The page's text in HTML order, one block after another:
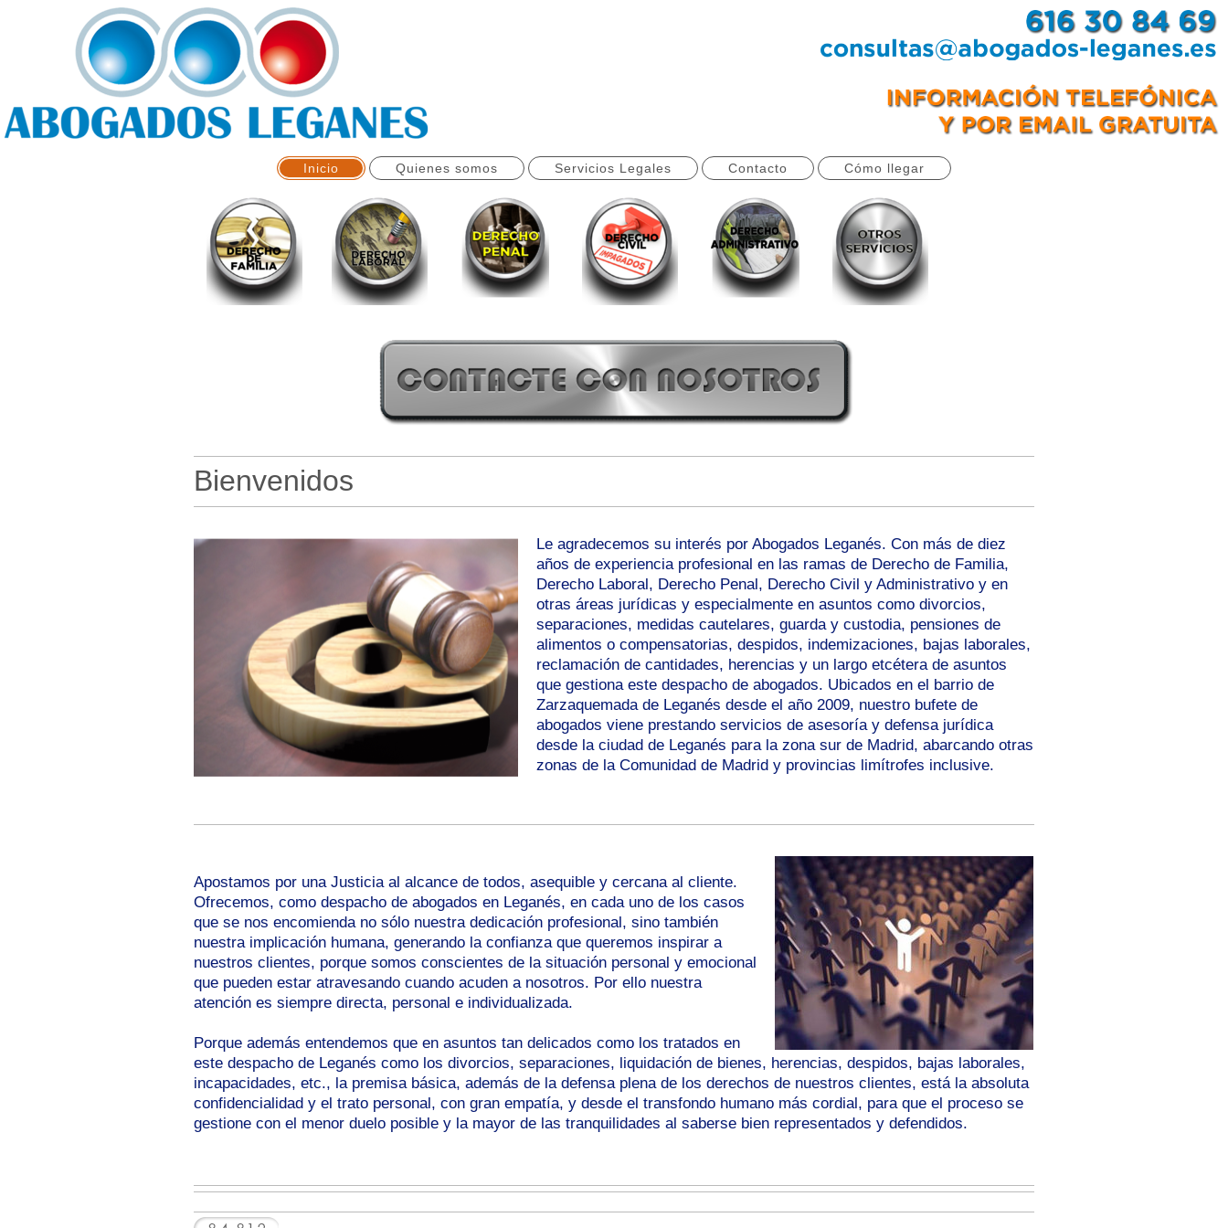
Inicio Quienes somos Servicios Legales Contacto Cómo llegar
Bienvenidos
Le agradecemos su interés por Abogados Leganés. Con más de diez
años de experiencia profesional en las ramas de Derecho de Familia,
Derecho Laboral, Derecho Penal, Derecho Civil y Administrativo y en
otras áreas jurídicas y especialmente en asuntos como divorcios,
separaciones, medidas cautelares, guarda y custodia, pensiones de
alimentos o compensatorias, despidos, indemizaciones, bajas laborales,
reclamación de cantidades, herencias y un largo etcétera de asuntos
que gestiona este despacho de abogados. Ubicados en el barrio de
Zarzaquemada de Leganés desde el año 2009, nuestro bufete de
abogados viene prestando servicios de asesoría y defensa jurídica
desde la ciudad de Leganés para la zona sur de Madrid, abarcando otras
zonas de la Comunidad de Madrid y provincias limítrofes inclusive.
Apostamos por una Justicia al alcance de todos, asequible y cercana al cliente.
Ofrecemos, como despacho de abogados en Leganés, en cada uno de los casos
que se nos encomienda no sólo nuestra dedicación profesional, sino también
nuestra implicación humana, generando la confianza que queremos inspirar a
nuestros clientes, porque somos conscientes de la situación personal y emocional
que pueden estar atravesando cuando acuden a nosotros. Por ello nuestra
atención es siempre directa, personal e individualizada.
Porque además entendemos que en asuntos tan delicados como los tratados en
este despacho de Leganés como los divorcios, separaciones, liquidación de bienes, herencias, despidos, bajas laborales,
incapacidades, etc., la premisa básica, además de la defensa plena de los derechos de nuestros clientes, está la absoluta
confidencialidad y el trato personal, con gran empatía, y desde el transfondo humano más cordial, para que el proceso se
gestione con el menor duelo posible y la mayor de las tranquilidades al saberse bien representados y defendidos.